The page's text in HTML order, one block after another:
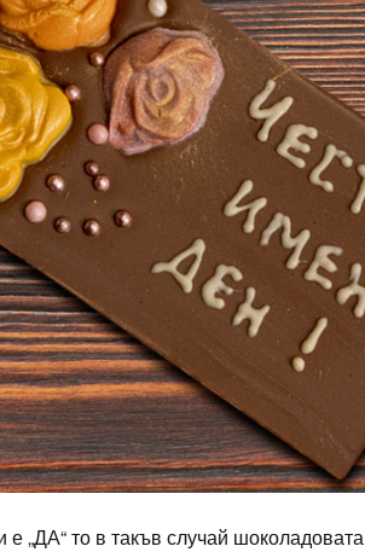
„ДА“ то в такъв случай шоколадовата